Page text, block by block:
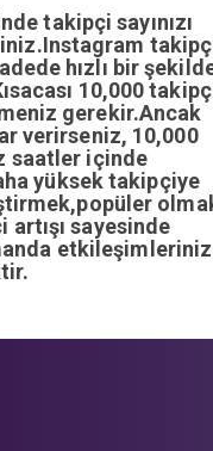
takipçi sayınızı
hızlı bir
10,000
gerekir.Ancak
verirseniz, 10,000
saatler içinde
yüksek takipçiye
sayesinde